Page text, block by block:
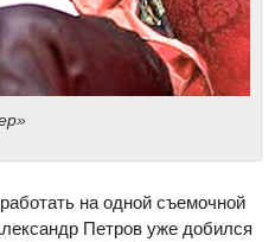
на одной съемочной
Петров уже добился